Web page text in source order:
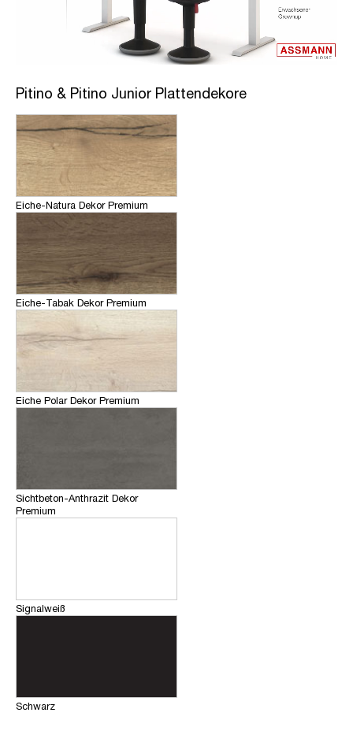
Pitino & Pitino Junior Plattendekore
Eiche-Natura Dekor Premium
Eiche-Tabak Dekor Premium
Eiche Polar Dekor Premium
Sichtbeton-Anthrazit Dekor
Premium
Signalweiß
Schwarz